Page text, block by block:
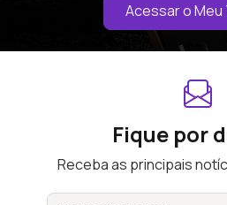
Acessar o Meu
Fique por
Receba as principais